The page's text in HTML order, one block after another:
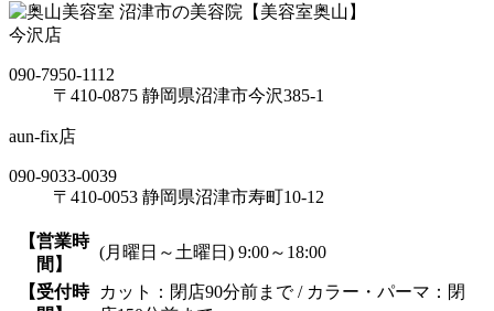
沼津市の美容院【美容室奥山】
今沢店
090-7950-1112
〒410-0875 静岡県沼津市今沢385-1
aun-fix店
090-9033-0039
〒410-0053 静岡県沼津市寿町10-12
【営業時
間】
(月曜日～土曜日) 9:00～18:00
【受付時
カット：閉店90分前まで / カラー・パーマ：閉